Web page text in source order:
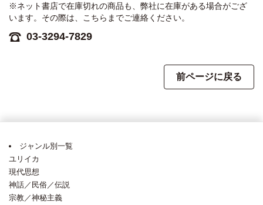
※ネット書店で在庫切れの商品も、弊社に在庫がある場合がござ
います。その際は、こちらまでご連絡ください。
03-3294-7829
前ページに戻る
ジャンル別一覧
ユリイカ
現代思想
神話／民俗／伝説
宗教／神秘主義